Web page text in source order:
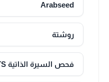
Arabseed
روشتة
فحص السيرة الذاتية ATS